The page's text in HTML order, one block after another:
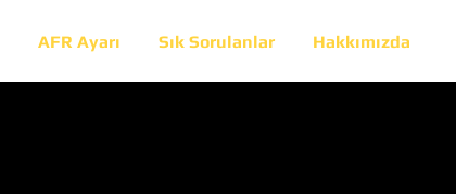
AFR Ayarı Sık Sorulanlar Hakkımızda